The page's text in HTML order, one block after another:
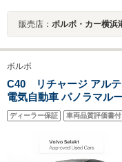
販売店： ボルボ・カー横浜
ボルボ
C40 リチャージ アル
電気自動車 パノラマル
ラレコ サンドデューン
アムサウンド テイラー
トヒーター ステアリン
ディーラー保証 車両品質評価書付